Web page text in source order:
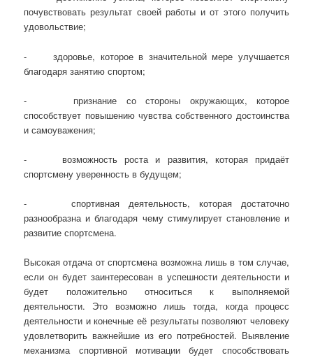
почувствовать результат своей работы и от этого получить
удовольствие;
- здоровье, которое в значительной мере улучшается
благодаря занятию спортом;
- признание со стороны окружающих, которое
способствует повышению чувства собственного достоинства
и самоуважения;
- возможность роста и развития, которая придаёт
спортсмену уверенность в будущем;
- спортивная деятельность, которая достаточно
разнообразна и благодаря чему стимулирует становление и
развитие спортсмена.
Высокая отдача от спортсмена возможна лишь в том случае,
если он будет заинтересован в успешности деятельности и
будет положительно относиться к выполняемой
деятельности. Это возможно лишь тогда, когда процесс
деятельности и конечные её результаты позволяют человеку
удовлетворить важнейшие из его потребностей. Выявление
механизма спортивной мотивации будет способствовать